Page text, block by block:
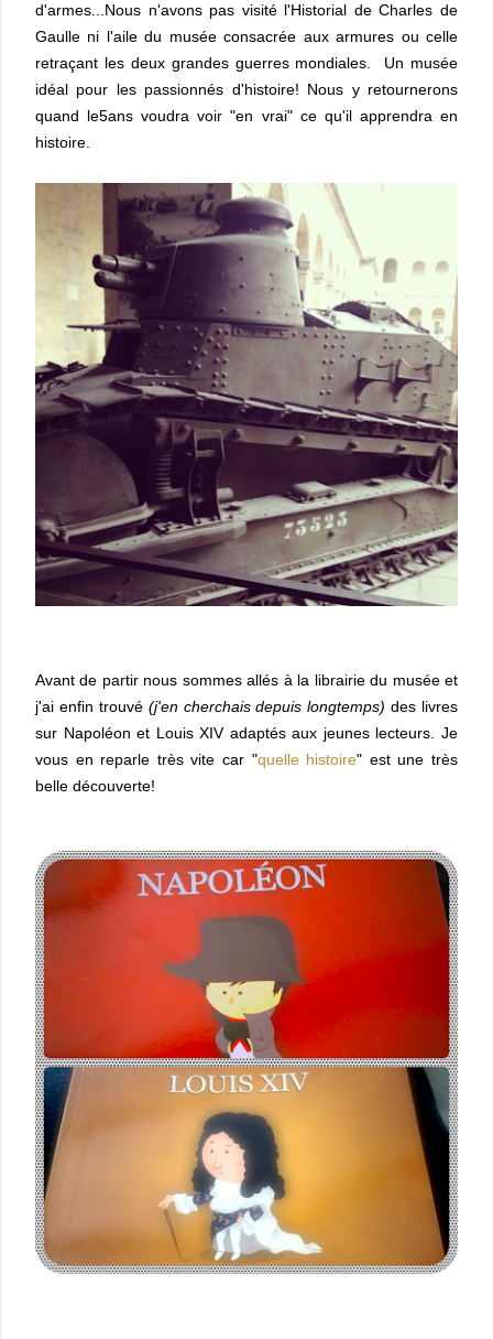
d'armes...Nous n'avons pas visité l'Historial de Charles de
Gaulle ni l'aile du musée consacrée aux armures ou celle
retraçant les deux grandes guerres mondiales. Un musée
idéal pour les passionnés d'histoire! Nous y retournerons
quand le5ans voudra voir "en vrai" ce qu'il apprendra en
histoire.
Avant de partir nous sommes allés à la librairie du musée et
j'ai enfin trouvé (j'en cherchais depuis longtemps) des livres
sur Napoléon et Louis XIV adaptés aux jeunes lecteurs. Je
vous en reparle très vite car "quelle histoire" est une très
belle découverte!